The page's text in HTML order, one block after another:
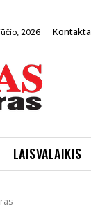
2026
LAISVALAIKIS